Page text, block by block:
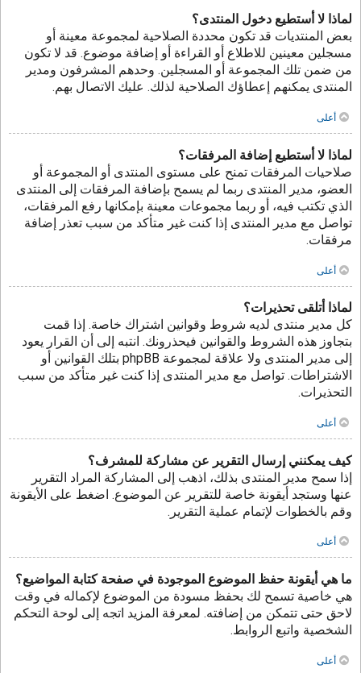
لماذا لا أستطيع دخول المنتدى؟
بعض المنتديات قد تكون محددة الصلاحية لمجموعة معينة أو
مسجلين معينين للاطلاع أو القراءة أو إضافة موضوع. قد لا تكون
من ضمن تلك المجموعة أو المسجلين. وحدهم المشرفون ومدير
المنتدى يمكنهم إعطاؤك الصلاحية لذلك. عليك الاتصال بهم.
أعلى
لماذا لا أستطيع إضافة المرفقات؟
صلاحيات المرفقات تمنح على مستوى المنتدى أو المجموعة أو
العضو، مدير المنتدى ربما لم يسمح بإضافة المرفقات إلى المنتدى
الذي تكتب فيه، أو ربما مجموعات معينة بإمكانها رفع المرفقات،
تواصل مع مدير المنتدى إذا كنت غير متأكد من سبب تعذر إضافة
مرفقات.
أعلى
لماذا أتلقى تحذيرات؟
كل مدير منتدى لديه شروط وقوانين اشتراك خاصة. إذا قمت
بتجاوز هذه الشروط والقوانين فيحذرونك. انتبه إلى أن القرار يعود
إلى مدير المنتدى ولا علاقة لمجموعة phpBB بتلك القوانين أو
الاشتراطات. تواصل مع مدير المنتدى إذا كنت غير متأكد من سبب
التحذيرات.
أعلى
كيف يمكنني إرسال التقرير عن مشاركة للمشرف؟
إذا سمح مدير المنتدى بذلك، اذهب إلى المشاركة المراد التقرير
عنها وستجد أيقونة خاصة للتقرير عن الموضوع. اضغط على الأيقونة
وقم بالخطوات لإتمام عملية التقرير.
أعلى
ما هي أيقونة حفظ الموضوع الموجودة في صفحة كتابة المواضيع؟
هي خاصية تسمح لك بحفظ مسودة من الموضوع لإكماله في وقت
لاحق حتى تتمكن من إضافته. لمعرفة المزيد اتجه إلى لوحة التحكم
الشخصية واتبع الروابط.
أعلى